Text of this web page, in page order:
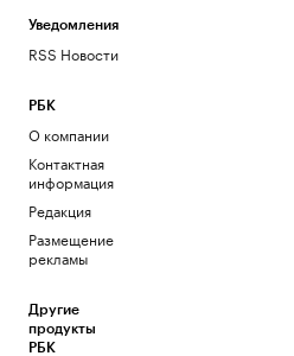
Уведомления
RSS Новости
РБК
О компании
Контактная
информация
Редакция
Размещение
рекламы
Другие
продукты
РБК